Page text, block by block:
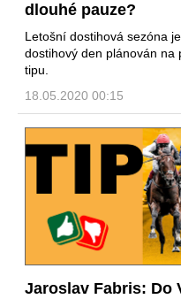
dlouhé pauze?
Letošní dostihová sezóna
dostihový den plánován na
tipu.
18.05.2020 00:15
Jaroslav Fabris: Do